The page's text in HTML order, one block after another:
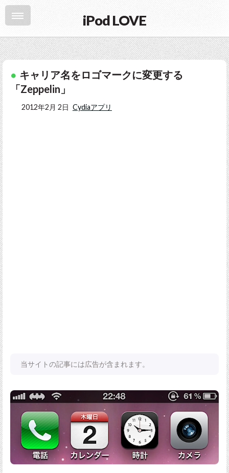
iPod LOVE
キャリア名をロゴマークに変更する
「Zeppelin」
2012年2月 2日 Cydiaアプリ
当サイトの記事には広告が含まれます。